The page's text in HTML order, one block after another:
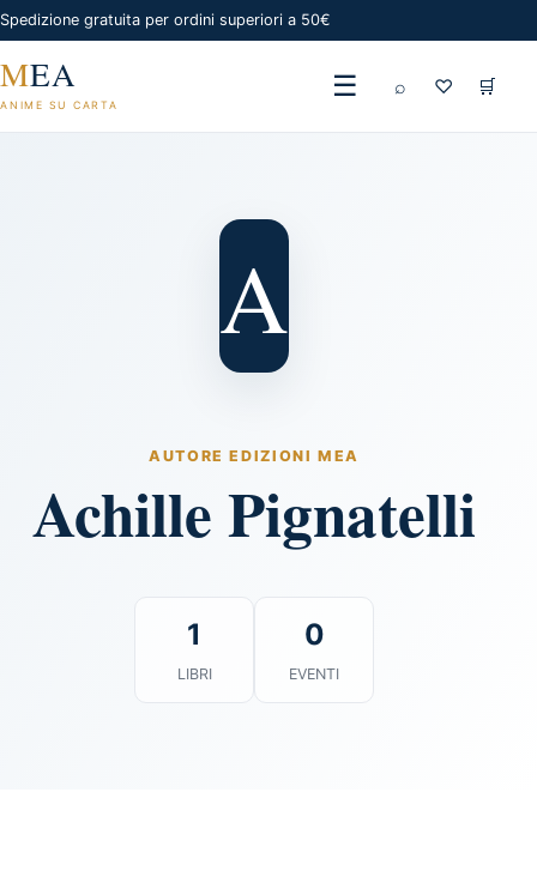
Spedizione gratuita per ordini superiori a 50€
MEA
ANIME SU CARTA
☰ ⌕ ♡ 🛒
A
AUTORE EDIZIONI MEA
Achille Pignatelli
1
LIBRI
0
EVENTI